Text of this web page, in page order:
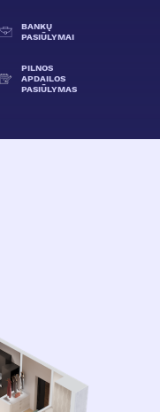
BANKŲ
PASIŪLYMAI
PILNOS
APDAILOS
PASIŪLYMAS